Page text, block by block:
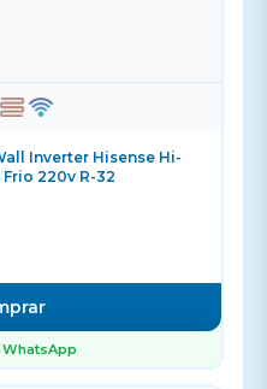
Inverter Hisense Hi-
220v R-32